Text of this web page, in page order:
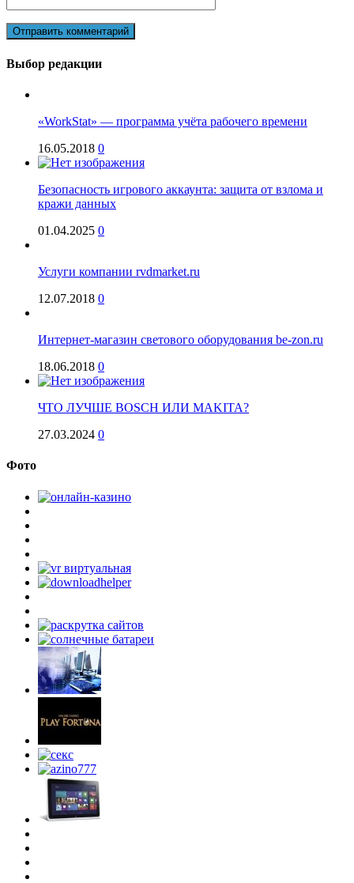
Выбор редакции
«WorkStat» — программа учёта рабочего времени
16.05.2018 0
Безопасность игрового аккаунта: защита от взлома и
кражи данных
01.04.2025 0
Услуги компании rvdmarket.ru
12.07.2018 0
Интернет-магазин светового оборудования be-zon.ru
18.06.2018 0
ЧТО ЛУЧШЕ BOSCH ИЛИ MAKITA?
27.03.2024 0
Фото